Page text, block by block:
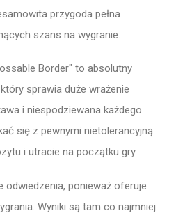
przygoda pełna
szans na wygranie.
Border" to absolutny
sprawia duże wrażenie
i niespodziewana każdego
się z pewnymi nietolerancyjną
i utracie na początku gry.
odwiedzenia, ponieważ oferuje
Wyniki są tam co najmniej